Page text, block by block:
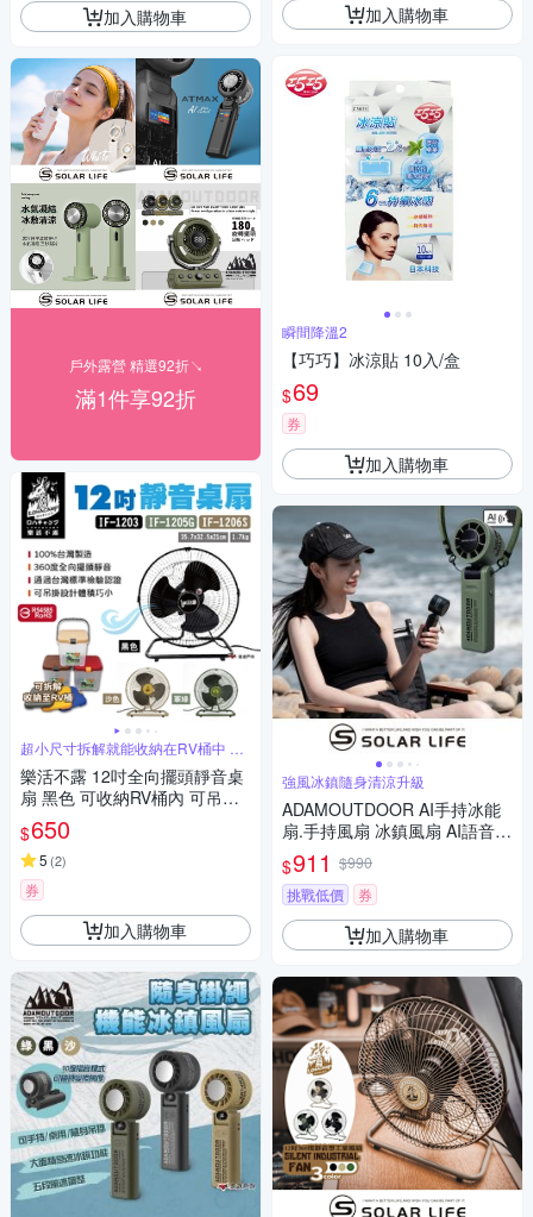
加入購物車
戶外露營 精選92折↘
滿1件享92折
超小尺寸拆解就能收納在RV桶中 就
是方便
樂活不露 12吋全向擺頭靜音桌
扇 黑色 可收納RV桶內 可吊掛
台灣製 立扇 露營 悠遊戶外
$650
5 (2)
券
加入購物車
加入購物車
瞬間降溫2
【巧巧】冰涼貼 10入/盒
$69
券
加入購物車
強風冰鎮隨身清涼升級
ADAMOUTDOOR AI手持冰能
扇.手持風扇 冰鎮風扇 AI語音控
制 折疊隨身降溫 露營小風扇
$911 $990
挑戰低價
券
加入購物車